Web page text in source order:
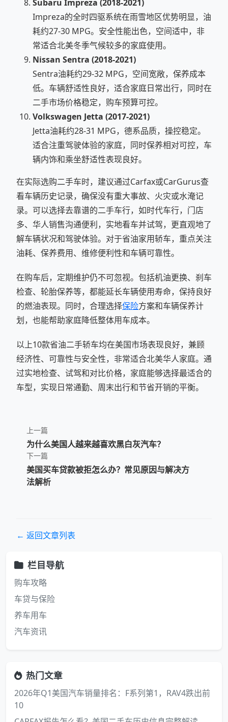
Subaru Impreza (2018-2021)
Impreza的全时四驱系统在雨雪地区优势明显，油
耗约27-30 MPG。安全性能出色，空间适中，非
常适合北美冬季气候较多的家庭使用。
Nissan Sentra (2018-2021)
Sentra油耗约29-32 MPG，空间宽敞，保养成本
低。车辆舒适性良好，适合家庭日常出行，同时在
二手市场价格稳定，购车预算可控。
Volkswagen Jetta (2017-2021)
Jetta油耗约28-31 MPG，德系品质，操控稳定。
适合注重驾驶体验的家庭，同时保养相对可控，车
辆内饰和乘坐舒适性表现良好。
在实际选购二手车时，建议通过Carfax或CarGurus查
看车辆历史记录，确保没有重大事故、火灾或水淹记
录。可以选择去靠谱的二手车行，如时代车行，门店
多、华人销售沟通便利，实地看车并试驾，更直观地了
解车辆状况和驾驶体验。对于省油家用轿车，重点关注
油耗、保养费用、维修便利性和车辆可靠性。
在购车后，定期维护仍不可忽视。包括机油更换、刹车
检查、轮胎保养等，都能延长车辆使用寿命，保持良好
的燃油表现。同时，合理选择保险方案和车辆保养计
划，也能帮助家庭降低整体用车成本。
以上10款省油二手轿车均在美国市场表现良好，兼顾
经济性、可靠性与安全性，非常适合北美华人家庭。通
过实地检查、试驾和对比价格，家庭能够选择最适合的
车型，实现日常通勤、周末出行和节省开销的平衡。
上一篇
为什么美国人越来越喜欢黑白灰汽车？
下一篇
美国买车贷款被拒怎么办？常见原因与解决方
法解析
← 返回文章列表
栏目导航
购车攻略
车贷与保险
养车用车
汽车资讯
热门文章
2026年Q1美国汽车销量排名：F系列第1，RAV4跌出前
10